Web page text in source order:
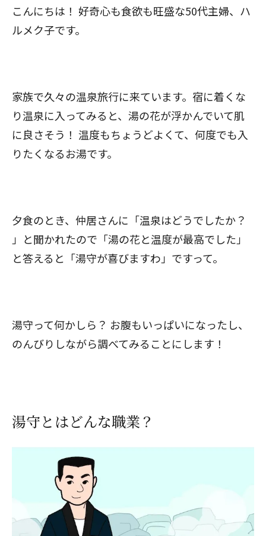
こんにちは！ 好奇心も食欲も旺盛な50代主婦、ハ
ルメク子です。
家族で久々の温泉旅行に来ています。宿に着くな
り温泉に入ってみると、湯の花が浮かんでいて肌
に良さそう！ 温度もちょうどよくて、何度でも入
りたくなるお湯です。
夕食のとき、仲居さんに「温泉はどうでしたか？
」と聞かれたので「湯の花と温度が最高でした」
と答えると「湯守が喜びますわ」ですって。
湯守って何かしら？ お腹もいっぱいになったし、
のんびりしながら調べてみることにします！
湯守とはどんな職業？